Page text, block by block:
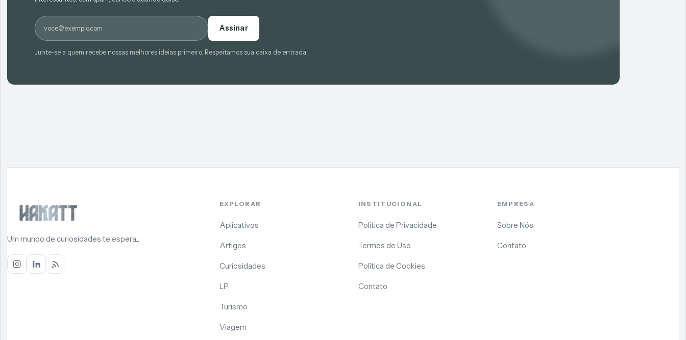
E-mail
Assinar
Junte-se a quem recebe nossas melhores ideias primeiro. Respeitamos sua caixa de entrada.
Um mundo de curiosidades te espera...
EXPLORAR
Aplicativos
Artigos
Curiosidades
LP
Turismo
Viagem
INSTITUCIONAL
Política de Privacidade
Termos de Uso
Política de Cookies
Contato
EMPRESA
Sobre Nós
Contato